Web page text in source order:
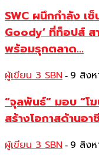
SWC ผนึกกำลัง เ
Goody’ ที่ท็อปส์
พร้อมรุกตลาด...
ผู้เขียน 3 SBN - 9 สิง
“จุลพันธ์” มอบ “
สร้างโอกาสด้านอ
ผู้เขียน 3 SBN - 9 สิง